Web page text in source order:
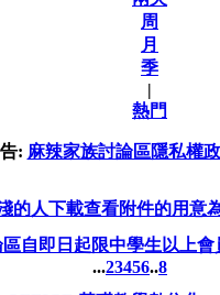
周
月
季
|
熱門
: 麻辣家族討論區隱私權
的人下載查看附件的用意
自即日起限中學生以上會
...23456..8